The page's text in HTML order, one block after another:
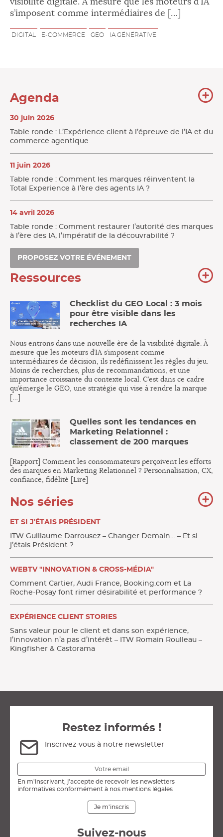
visibilité digitale. À mesure que les moteurs d’IA
s’imposent comme intermédiaires de […]
DIGITAL E-COMMERCE GEO IA GÉNÉRATIVE
Agenda
30 juin 2026
Table ronde : L’Expérience client à l’épreuve de l’IA et du
commerce agentique
11 juin 2026
Table ronde : Comment les marques réinventent la
Total Experience à l’ère des agents IA ?
14 avril 2026
Table ronde : Comment restaurer l’autorité des marques
à l’ère des IA, l’impératif de la découvrabilité ?
PROPOSEZ VOTRE ÉVÉNEMENT
Ressources
Checklist du GEO Local : 3 mois
pour être visible dans les
recherches IA
Nous entrons dans une nouvelle ère de la visibilité digitale. À
mesure que les moteurs d’IA s’imposent comme
intermédiaires de décision, ils redéfinissent les règles du jeu.
Moins de recherches, plus de recommandations, et une
importance croissante du contexte local. C’est dans ce cadre
qu’émerge le GEO, une stratégie qui vise à rendre la marque
Quelles sont les tendances en
Marketing Relationnel :
classement de 200 marques
[Rapport] Comment les consommateurs perçoivent les efforts
des marques en Marketing Relationnel ? Personnalisation, CX,
confiance, fidélité [Lire]
Nos séries
ET SI J'ÉTAIS PRÉSIDENT
ITW Guillaume Darrousez – Changer Demain… – Et si
j’étais Président ?
WEBTV "INNOVATION & CROSS-MÉDIA"
Comment Cartier, Audi France, Booking.com et La
Roche-Posay font rimer désirabilité et performance ?
EXPÉRIENCE CLIENT STORIES
Sans valeur pour le client et dans son expérience,
l’innovation n’a pas d’intérêt – ITW Romain Roulleau –
Kingfisher & Castorama
Restez informés !
Inscrivez-vous à notre newsletter
En m'inscrivant, j'accepte de recevoir les newsletters
informatives conformément à nos mentions légales
Je m'inscris
Suivez-nous